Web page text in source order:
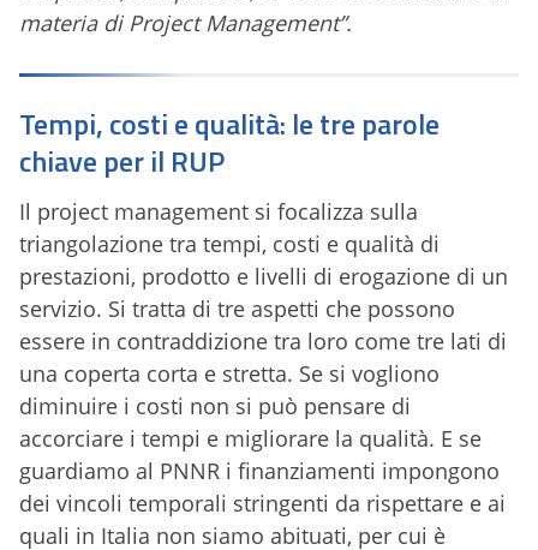
materia di Project Management”.
Tempi, costi e qualità: le tre parole
chiave per il RUP
Il project management si focalizza sulla
triangolazione tra tempi, costi e qualità di
prestazioni, prodotto e livelli di erogazione di un
servizio. Si tratta di tre aspetti che possono
essere in contraddizione tra loro come tre lati di
una coperta corta e stretta. Se si vogliono
diminuire i costi non si può pensare di
accorciare i tempi e migliorare la qualità. E se
guardiamo al PNNR i finanziamenti impongono
dei vincoli temporali stringenti da rispettare e ai
quali in Italia non siamo abituati, per cui è